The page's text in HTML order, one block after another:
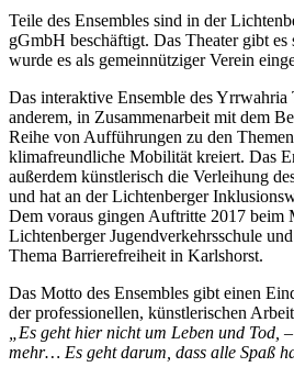
Teile des Ensembles sind in der
gGmbH beschäftigt. Das Theater gibt es
wurde es als gemeinnütziger Verein
Das interaktive Ensemble des Yrrwahria
anderem, in Zusammenarbeit mit dem
Reihe von Aufführungen zu den
klimafreundliche Mobilität kreiert. Das
außerdem künstlerisch die Verleihung
und hat an der Lichtenberger
Dem voraus gingen Auftritte 2017 beim
Lichtenberger Jugendverkehrsschule
Thema Barrierefreiheit in Karlshorst.
Das Motto des Ensembles gibt einen
der professionellen, künstlerischen
„Es geht hier nicht um Leben und Tod,
mehr… Es geht darum, dass alle Spaß